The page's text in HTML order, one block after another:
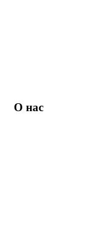
О нас